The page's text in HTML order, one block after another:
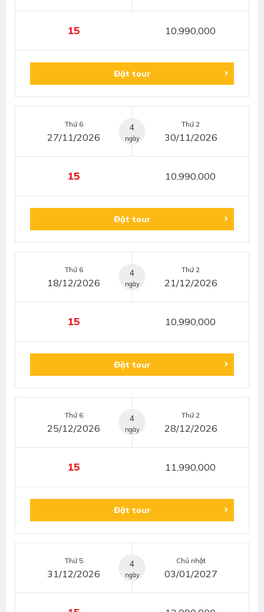
15 10,990,000
Đặt tour
4
ngày
Thứ 6
27/11/2026
Thứ 2
30/11/2026
15 10,990,000
Đặt tour
4
ngày
Thứ 6
18/12/2026
Thứ 2
21/12/2026
15 10,990,000
Đặt tour
4
ngày
Thứ 6
25/12/2026
Thứ 2
28/12/2026
15 11,990,000
Đặt tour
4
ngày
Thứ 5
31/12/2026
Chủ nhật
03/01/2027